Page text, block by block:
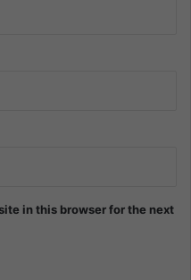
in this browser for the next